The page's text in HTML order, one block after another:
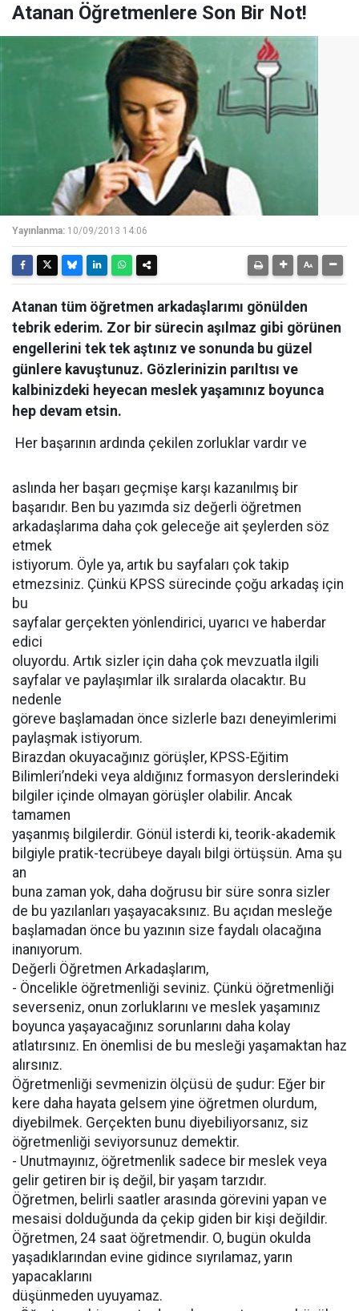
Atanan Öğretmenlere Son Bir Not!
Yayınlanma: 10/09/2013 14:06
Atanan tüm öğretmen arkadaşlarımı gönülden
tebrik ederim. Zor bir sürecin aşılmaz gibi görünen
engellerini tek tek aştınız ve sonunda bu güzel
günlere kavuştunuz. Gözlerinizin parıltısı ve
kalbinizdeki heyecan meslek yaşamınız boyunca
hep devam etsin.
Her başarının ardında çekilen zorluklar vardır ve
aslında her başarı geçmişe karşı kazanılmış bir
başarıdır. Ben bu yazımda siz değerli öğretmen
arkadaşlarıma daha çok geleceğe ait şeylerden söz
etmek
istiyorum. Öyle ya, artık bu sayfaları çok takip
etmezsiniz. Çünkü KPSS sürecinde çoğu arkadaş için
bu
sayfalar gerçekten yönlendirici, uyarıcı ve haberdar
edici
oluyordu. Artık sizler için daha çok mevzuatla ilgili
sayfalar ve paylaşımlar ilk sıralarda olacaktır. Bu
nedenle
göreve başlamadan önce sizlerle bazı deneyimlerimi
paylaşmak istiyorum.
Birazdan okuyacağınız görüşler, KPSS-Eğitim
Bilimleri’ndeki veya aldığınız formasyon derslerindeki
bilgiler içinde olmayan görüşler olabilir. Ancak
tamamen
yaşanmış bilgilerdir. Gönül isterdi ki, teorik-akademik
bilgiyle pratik-tecrübeye dayalı bilgi örtüşsün. Ama şu
an
buna zaman yok, daha doğrusu bir süre sonra sizler
de bu yazılanları yaşayacaksınız. Bu açıdan mesleğe
başlamadan önce bu yazının size faydalı olacağına
inanıyorum.
Değerli Öğretmen Arkadaşlarım,
- Öncelikle öğretmenliği seviniz. Çünkü öğretmenliği
severseniz, onun zorluklarını ve meslek yaşamınız
boyunca yaşayacağınız sorunlarını daha kolay
atlatırsınız. En önemlisi de bu mesleği yaşamaktan haz
alırsınız.
Öğretmenliği sevmenizin ölçüsü de şudur: Eğer bir
kere daha hayata gelsem yine öğretmen olurdum,
diyebilmek. Gerçekten bunu diyebiliyorsanız, siz
öğretmenliği seviyorsunuz demektir.
- Unutmayınız, öğretmenlik sadece bir meslek veya
gelir getiren bir iş değil, bir yaşam tarzıdır.
Öğretmen, belirli saatler arasında görevini yapan ve
mesaisi dolduğunda da çekip giden bir kişi değildir.
Öğretmen, 24 saat öğretmendir. O, bugün okulda
yaşadıklarından evine gidince sıyrılamaz, yarın
yapacaklarını
düşünmeden uyuyamaz.